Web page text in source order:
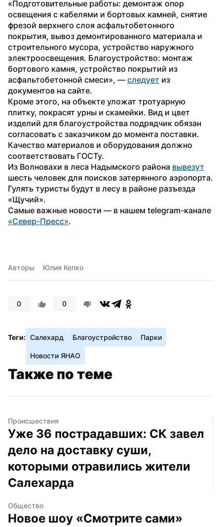
«Подготовительные работы: демонтаж опор
освещения с кабелями и бортовых камней, снятие
фрезой верхнего слоя асфальтобетонного
покрытия, вывоз демонтированного материала и
строительного мусора, устройство наружного
электроосвещения. Благоустройство: монтаж
бортового камня, устройство покрытий из
асфальтобетонной смеси», — следует из
документов на сайте.
Кроме этого, на объекте уложат тротуарную
плитку, покрасят урны и скамейки. Вид и цвет
изделий для благоустройства подрядчик обязан
согласовать с заказчиком до момента поставки.
Качество материалов и оборудования должно
соответствовать ГОСТу.
Из Волновахи в леса Надымского района вывезут
шесть человек для поисков затерянного аэропорта.
Гулять туристы будут в лесу в районе разъезда
«Щучий».
«Север-Пресс».
Авторы Юлия Кепко
0 0
Теги: Салехард Благоустройство Парки
Новости ЯНАО
Также по теме
Происшествия
Уже 36 пострадавших: СК завел
дело на доставку суши,
которыми отравились жители
Салехарда
Общество
Новое шоу «Смотрите сами»